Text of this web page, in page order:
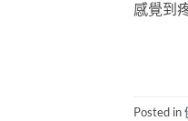
感覺到
Posted in